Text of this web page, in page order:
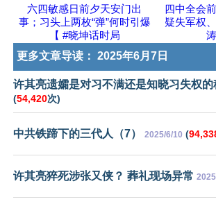
六四敏感日前夕天安门出
事；习头上两枚“弹”何时引爆
【 #晓坤话时局
四中全会
疑失军权
更多文章导读： 2025年6月7日
许其亮遗孀是对习不满还是知晓习失权的
(54,420次)
中共铁蹄下的三代人（7） 2025/6/10 (
许其亮猝死涉张又侠？ 葬礼现场异常